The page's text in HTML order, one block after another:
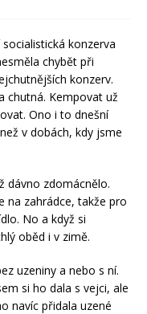
konzerva
chybět při
konzerv.
chutná. Kempovat už
Ono i to dnešní
v dobách, kdy jsme
dávno zdomácnělo.
na zahrádce, takže pro
No a když si
oběd i v zimě.
uzeniny a nebo s ní.
si ho dala s vejci, ale
navíc přidala uzené